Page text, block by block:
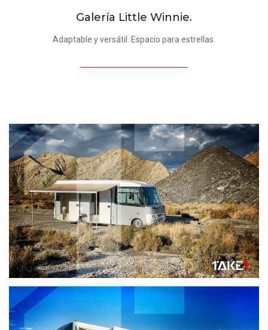
Galería Little Winnie.
Adaptable y versátil. Espacio para estrellas.